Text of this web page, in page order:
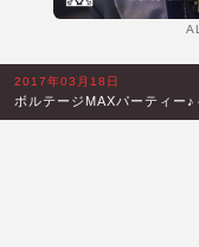
2017年03月18日
ボルテージMAXパーティー